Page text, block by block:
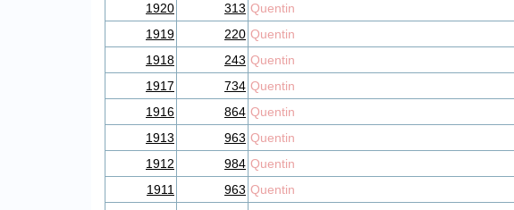
1920
313 Quentin
1919
220 Quentin
1918
243 Quentin
1917
734 Quentin
1916
864 Quentin
1913
963 Quentin
1912
984 Quentin
1911
963 Quentin